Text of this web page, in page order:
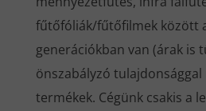
fűtőfóliák/fűtőfilmek között
generációkban van (árak is
önszabályzó
termékek. Cégünk csakis a